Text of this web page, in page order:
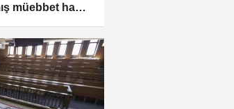
müebbet hapsi